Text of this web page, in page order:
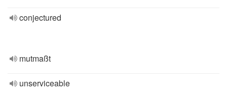
conjectured
mutmaßt
unserviceable